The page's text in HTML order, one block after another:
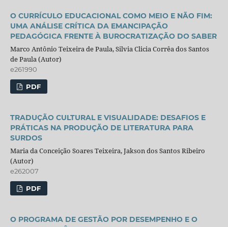
O CURRÍCULO EDUCACIONAL COMO MEIO E NÃO FIM:
UMA ANÁLISE CRÍTICA DA EMANCIPAÇÃO
PEDAGÓGICA FRENTE À BUROCRATIZAÇÃO DO SABER
Marco Antônio Teixeira de Paula, Silvia Clicia Corrêa dos Santos
de Paula (Autor)
e261990
PDF
TRADUÇÃO CULTURAL E VISUALIDADE: DESAFIOS E
PRÁTICAS NA PRODUÇÃO DE LITERATURA PARA
SURDOS
Maria da Conceição Soares Teixeira, Jakson dos Santos Ribeiro
(Autor)
e262007
PDF
O PROGRAMA DE GESTÃO POR DESEMPENHO E O